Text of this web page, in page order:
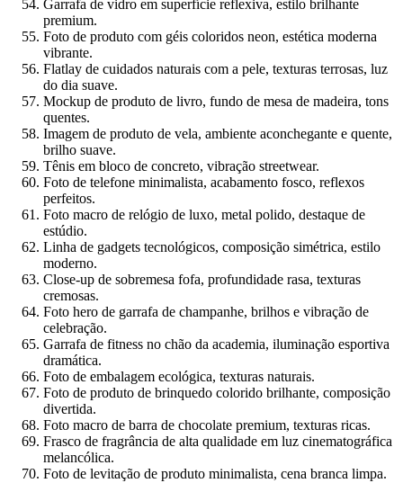
Garrafa de vidro em superfície reflexiva, estilo brilhante
premium.
Foto de produto com géis coloridos neon, estética moderna
vibrante.
Flatlay de cuidados naturais com a pele, texturas terrosas, luz
do dia suave.
Mockup de produto de livro, fundo de mesa de madeira, tons
quentes.
Imagem de produto de vela, ambiente aconchegante e quente,
brilho suave.
Tênis em bloco de concreto, vibração streetwear.
Foto de telefone minimalista, acabamento fosco, reflexos
perfeitos.
Foto macro de relógio de luxo, metal polido, destaque de
estúdio.
Linha de gadgets tecnológicos, composição simétrica, estilo
moderno.
Close-up de sobremesa fofa, profundidade rasa, texturas
cremosas.
Foto hero de garrafa de champanhe, brilhos e vibração de
celebração.
Garrafa de fitness no chão da academia, iluminação esportiva
dramática.
Foto de embalagem ecológica, texturas naturais.
Foto de produto de brinquedo colorido brilhante, composição
divertida.
Foto macro de barra de chocolate premium, texturas ricas.
Frasco de fragrância de alta qualidade em luz cinematográfica
melancólica.
Foto de levitação de produto minimalista, cena branca limpa.